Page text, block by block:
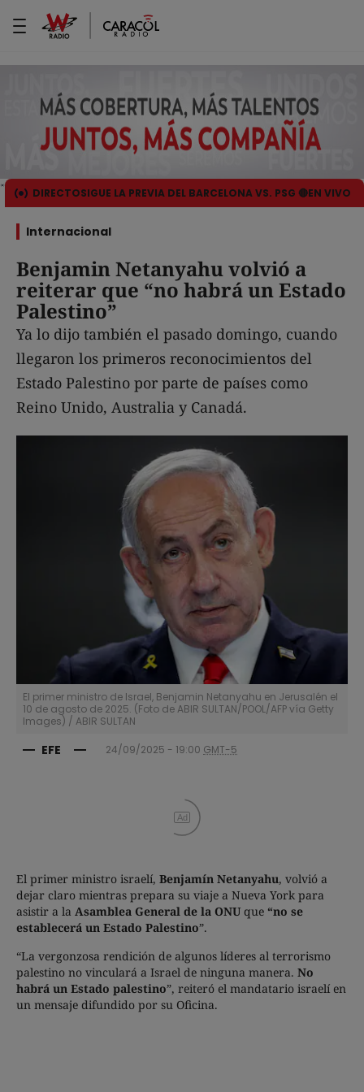
DIRECTOSIGUE LA PREVIA DEL BARCELONA VS. PSG 🔴EN VIVO
Internacional
Benjamin Netanyahu volvió a
reiterar que “no habrá un Estado
Palestino”
Ya lo dijo también el pasado domingo, cuando
llegaron los primeros reconocimientos del
Estado Palestino por parte de países como
Reino Unido, Australia y Canadá.
El primer ministro de Israel, Benjamin Netanyahu en Jerusalén el
10 de agosto de 2025. (Foto de ABIR SULTAN/POOL/AFP vía Getty
Images) / ABIR SULTAN
EFE 24/09/2025 - 19:00 GMT-5
Ad
El primer ministro israelí, Benjamín Netanyahu, volvió a
dejar claro mientras prepara su viaje a Nueva York para
asistir a la Asamblea General de la ONU que “no se
establecerá un Estado Palestino”.
“La vergonzosa rendición de algunos líderes al terrorismo
palestino no vinculará a Israel de ninguna manera. No
habrá un Estado palestino”, reiteró el mandatario israelí en
un mensaje difundido por su Oficina.